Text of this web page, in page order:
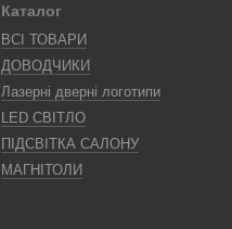
Каталог
ВСІ ТОВАРИ
ДОВОДЧИКИ
Лазерні дверні логотипи
LED СВІТЛО
ПІДСВІТКА САЛОНУ
МАГНІТОЛИ